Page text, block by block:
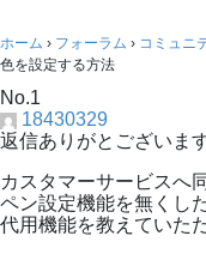
ホーム › フォーラム › コミュニ
色を設定する方法
No.1
18430329
返信ありがとございます
カスタマーサービスへ
ペン設定機能を無くし
代用機能を教えていた